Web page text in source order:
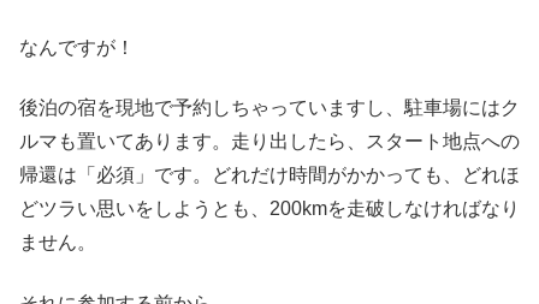
なんですが！
後泊の宿を現地で予約しちゃっていますし、駐車場にはク
ルマも置いてあります。走り出したら、スタート地点への
帰還は「必須」です。どれだけ時間がかかっても、どれほ
どツラい思いをしようとも、200kmを走破しなければなり
ません。